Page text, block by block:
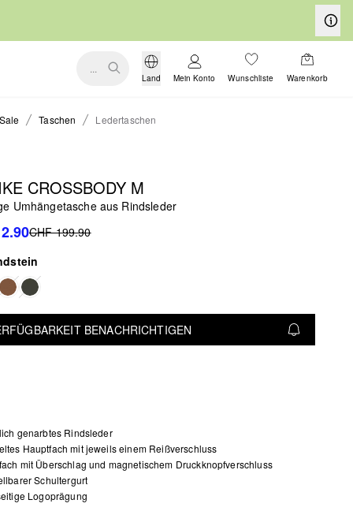
...
Land Mein Konto Wunschliste Warenkorb
Sale Taschen Ledertaschen
CROSSBODY M
Umhängetasche aus Rindsleder
CHF 199.90
BENACHRICHTIGEN
genarbtes Rindsleder
Hauptfach mit jeweils einem Reißverschluss
mit Überschlag und magnetischem Druckknopfverschluss
Schultergurt
Logoprägung